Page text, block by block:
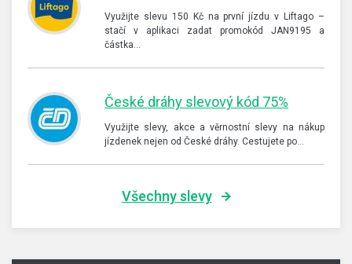
Využijte slevu 150 Kč na první jízdu v Liftago –
stačí v aplikaci zadat promokód JAN9195 a
částka…
České dráhy slevový kód 75%
Využijte slevy, akce a věrnostní slevy na nákup
jízdenek nejen od České dráhy. Cestujete po…
Všechny slevy